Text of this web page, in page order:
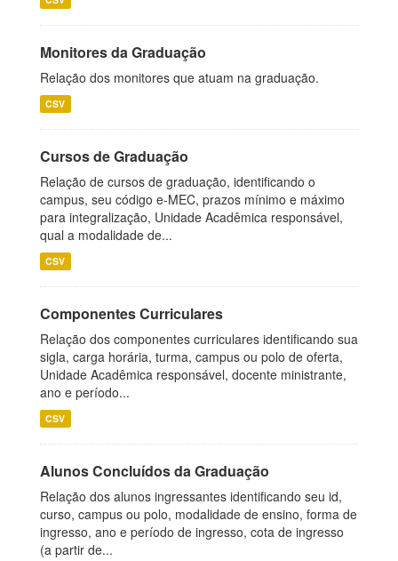
Monitores da Graduação
Relação dos monitores que atuam na graduação.
CSV
Cursos de Graduação
Relação de cursos de graduação, identificando o
campus, seu código e-MEC, prazos mínimo e máximo
para integralização, Unidade Acadêmica responsável,
qual a modalidade de...
CSV
Componentes Curriculares
Relação dos componentes curriculares identificando sua
sigla, carga horária, turma, campus ou polo de oferta,
Unidade Acadêmica responsável, docente ministrante,
ano e período...
CSV
Alunos Concluídos da Graduação
Relação dos alunos ingressantes identificando seu id,
curso, campus ou polo, modalidade de ensino, forma de
ingresso, ano e período de ingresso, cota de ingresso
(a partir de...